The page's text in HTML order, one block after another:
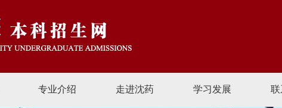
专业介绍 走进沈药 学习发展 联